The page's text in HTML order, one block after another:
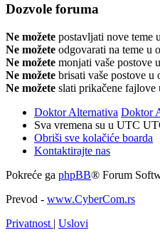
Dozvole foruma
Ne možete postavljati nove teme
Ne možete odgovarati na teme u
Ne možete monjati vaše postove
Ne možete brisati vaše postove u
Ne možete slati prikačene fajlove
Doktor Alternativa Doktor
Sva vremena su u UTC
Obriši sve kolačiće boarda
Kontaktirajte nas
Pokreće ga phpBB® Forum
Prevod - www.CyberCom.rs
Privatnost | Uslovi